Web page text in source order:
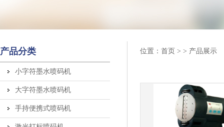
产品分类
小字符墨水喷码机
大字符墨水喷码机
手持便携式喷码机
位置： 首页 > > 产品展示